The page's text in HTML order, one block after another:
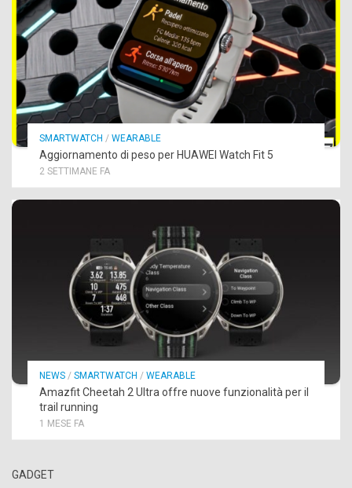
SMARTWATCH / WEARABLE
Aggiornamento di peso per HUAWEI Watch Fit 5
2 SETTIMANE FA
NEWS / SMARTWATCH / WEARABLE
Amazfit Cheetah 2 Ultra offre nuove funzionalità per il
trail running
1 MESE FA
GADGET